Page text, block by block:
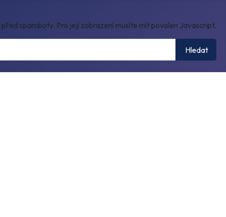
spamboty. Pro její zobrazení musíte mít povolen Javascript.
Hledat